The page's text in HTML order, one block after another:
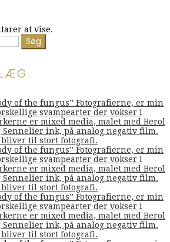
at vise.
of the fungus” Fotografierne, er min
svampearter der vokser i
er mixed media, malet med Berol
ink, på analog negativ film.
til stort fotografi.
of the fungus” Fotografierne, er min
svampearter der vokser i
er mixed media, malet med Berol
ink, på analog negativ film.
til stort fotografi.
of the fungus” Fotografierne, er min
svampearter der vokser i
er mixed media, malet med Berol
ink, på analog negativ film.
til stort fotografi.